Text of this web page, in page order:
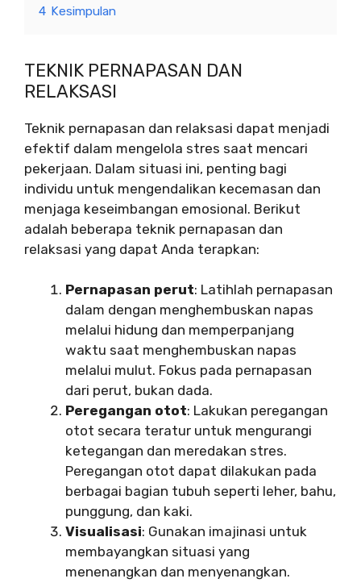
4 Kesimpulan
TEKNIK PERNAPASAN DAN
RELAKSASI
Teknik pernapasan dan relaksasi dapat menjadi
efektif dalam mengelola stres saat mencari
pekerjaan. Dalam situasi ini, penting bagi
individu untuk mengendalikan kecemasan dan
menjaga keseimbangan emosional. Berikut
adalah beberapa teknik pernapasan dan
relaksasi yang dapat Anda terapkan:
Pernapasan perut: Latihlah pernapasan
dalam dengan menghembuskan napas
melalui hidung dan memperpanjang
waktu saat menghembuskan napas
melalui mulut. Fokus pada pernapasan
dari perut, bukan dada.
Peregangan otot: Lakukan peregangan
otot secara teratur untuk mengurangi
ketegangan dan meredakan stres.
Peregangan otot dapat dilakukan pada
berbagai bagian tubuh seperti leher, bahu,
punggung, dan kaki.
Visualisasi: Gunakan imajinasi untuk
membayangkan situasi yang
menenangkan dan menyenangkan.